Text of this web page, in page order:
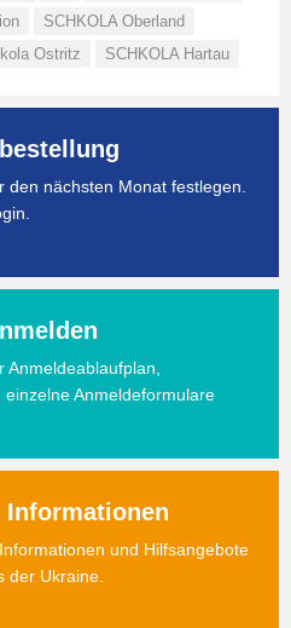
SCHKOLA Oberland
Ostritz SCHKOLA Hartau
den nächsten Monat festlegen.
Anmeldeformulare
Informationen
und Hilfsangebote
der Ukraine.